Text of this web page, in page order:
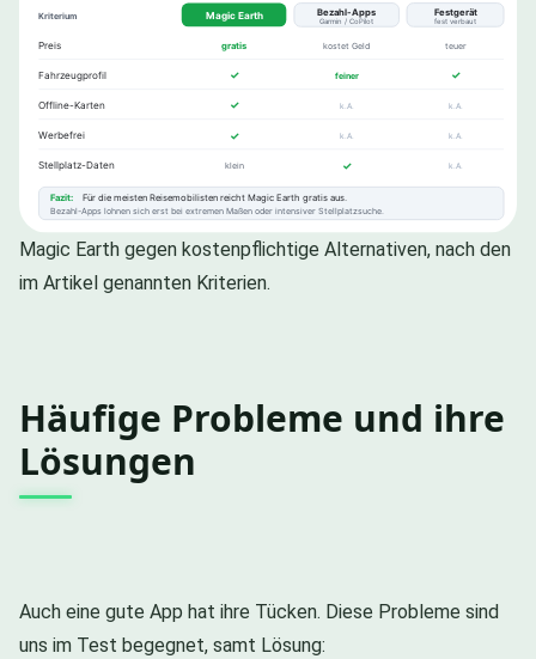
Magic Earth gegen kostenpflichtige Alternativen, nach den
im Artikel genannten Kriterien.
Häufige Probleme und ihre
Lösungen
Auch eine gute App hat ihre Tücken. Diese Probleme sind
uns im Test begegnet, samt Lösung: